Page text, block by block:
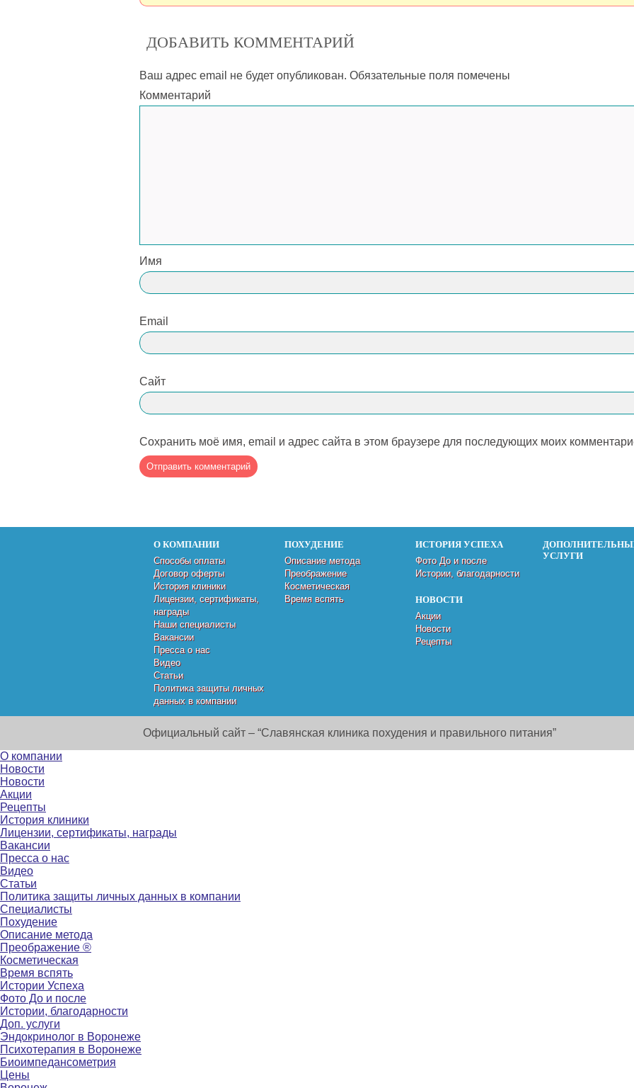
ДОБАВИТЬ КОММЕНТАРИЙ
Ваш адрес email не будет опубликован. Обязательные поля помечены
Комментарий
Имя
Email
Сайт
Сохранить моё имя, email и адрес сайта в этом браузере для последующих моих
О КОМПАНИИ
Способы оплаты
Договор оферты
История клиники
Лицензии, сертификаты,
награды
Наши специалисты
Вакансии
Пресса о нас
Видео
Статьи
Политика защиты личных
данных в компании
ПОХУДЕНИЕ
Описание метода
Преображение
Косметическая
Время вспять
ИСТОРИЯ УСПЕХА
Фото До и после
Истории, благодарности
НОВОСТИ
Акции
Новости
Рецепты
УСЛУГИ
Официальный сайт – “Славянская клиника похудения и правильного питания”
О компании
Новости
Новости
Акции
Рецепты
История клиники
Лицензии, сертификаты, награды
Вакансии
Пресса о нас
Видео
Статьи
Политика защиты личных данных в компании
Специалисты
Похудение
Описание метода
Преображение ®
Косметическая
Время вспять
Истории Успеха
Фото До и после
Истории, благодарности
Доп. услуги
Эндокринолог в Воронеже
Психотерапия в Воронеже
Биоимпедансометрия
Цены